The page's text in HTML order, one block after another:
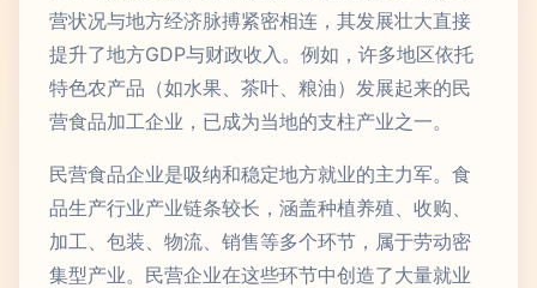
营状况与地方经济脉搏紧密相连，其发展壮大直接
提升了地方GDP与财政收入。例如，许多地区依托
特色农产品（如水果、茶叶、粮油）发展起来的民
营食品加工企业，已成为当地的支柱产业之一。
民营食品企业是吸纳和稳定地方就业的主力军。食
品生产行业产业链条较长，涵盖种植养殖、收购、
加工、包装、物流、销售等多个环节，属于劳动密
集型产业。民营企业在这些环节中创造了大量就业